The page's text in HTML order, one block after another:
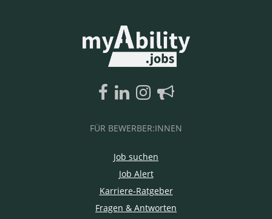
FÜR BEWERBER:INNEN
Job suchen
Job Alert
Karriere-Ratgeber
Fragen & Antworten